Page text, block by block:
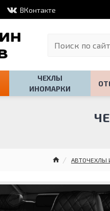
ВКонтакте
ЧЕХЛЫ
ИНОМАРКИ
АВТОЧЕХЛЫ